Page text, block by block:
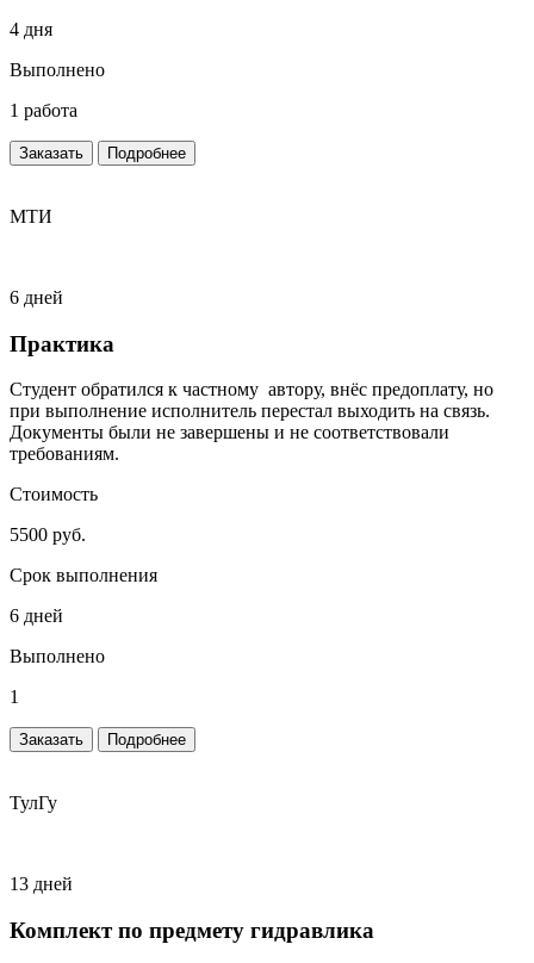
4 дня
Выполнено
1 работа
Заказать Подробнее
МТИ
6 дней
Практика
Студент обратился к частному автору, внёс предоплату, но
при выполнение исполнитель перестал выходить на связь.
Документы были не завершены и не соответствовали
требованиям.
Стоимость
5500 руб.
Срок выполнения
6 дней
Выполнено
1
Заказать Подробнее
ТулГу
13 дней
Комплект по предмету гидравлика